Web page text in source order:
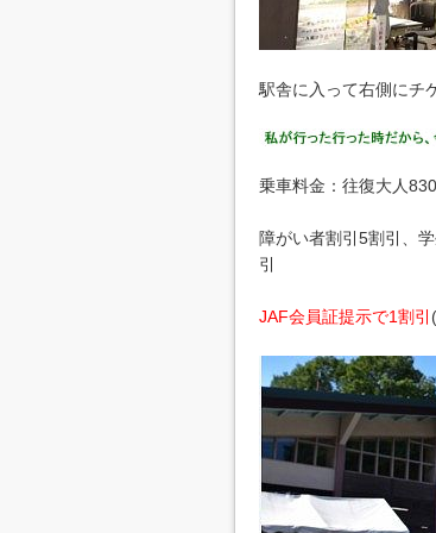
駅舎に入って右側にチ
乗車料金：往復大人
障がい者割引5割引、
引
JAF会員証提示で1割引 (